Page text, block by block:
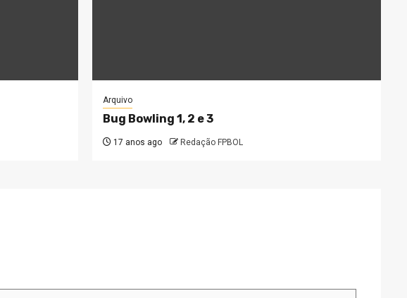
Arquivo
Bug Bowling 1, 2 e 3
17 anos ago Redação FPBOL